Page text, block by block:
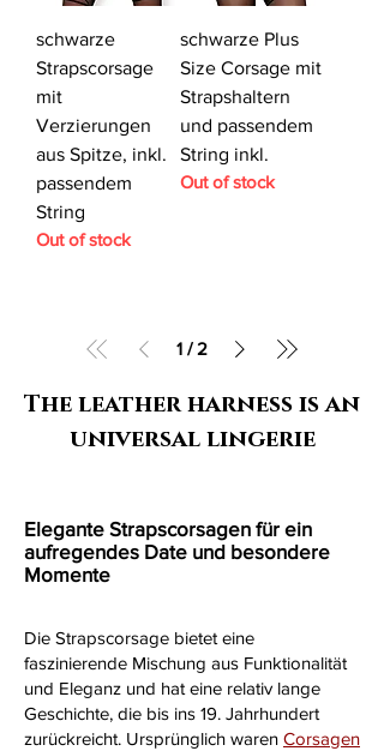
schwarze
Strapscorsage
mit
Verzierungen
aus Spitze, inkl.
passendem
String
Out of stock
schwarze Plus
Size Corsage mit
Strapshaltern
und passendem
String inkl.
Out of stock
1 / 2
Elegante Strapscorsagen für ein
aufregendes Date und besondere
Momente
Die Strapscorsage bietet eine
faszinierende Mischung aus Funktionalität
und Eleganz und hat eine relativ lange
Geschichte, die bis ins 19. Jahrhundert
zurückreicht. Ursprünglich waren Corsagen
The leather harness is an
universal lingerie